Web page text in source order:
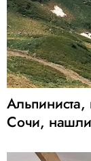
Альпиниста,
Сочи,